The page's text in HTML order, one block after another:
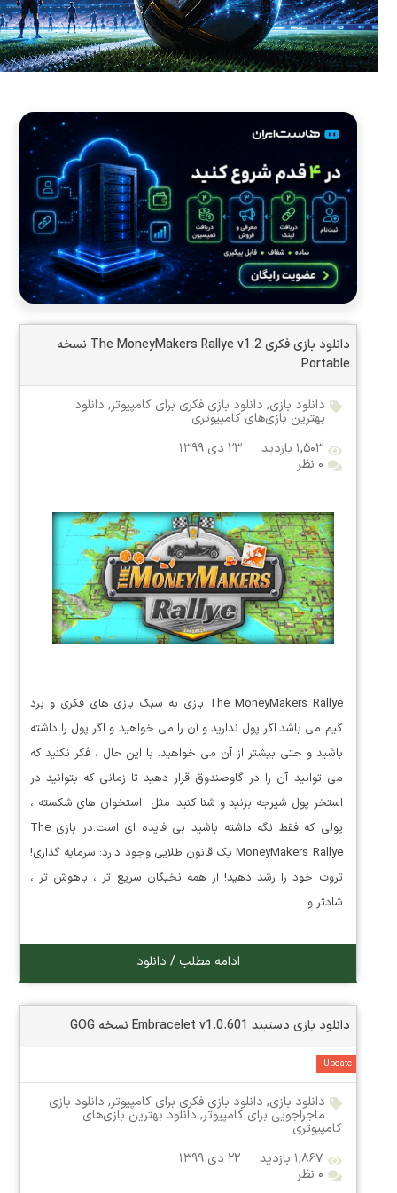
دانلود بازی فکری The MoneyMakers Rallye v1.2 نسخه
Portable
دانلود بازی, دانلود بازی فکری برای کامپیوتر, دانلود
بهترین بازی‌های کامپیوتری
۱,۵۰۳ بازدید
۲۳ دی ۱۳۹۹
۰ نظر
The MoneyMakers Rallye بازی به سبک بازی های فکری و برد
گیم می باشد.اگر پول ندارید و آن را می خواهید و اگر پول را داشته
باشید و حتی بیشتر از آن می خواهید. با این حال ، فکر نکنید که
می توانید آن را در گاوصندوق قرار دهید تا زمانی که بتوانید در
استخر پول شیرجه بزنید و شنا کنید. مثل استخوان های شکسته ،
پولی که فقط نگه داشته باشید بی فایده ای است.در بازی The
MoneyMakers Rallye یک قانون طلایی وجود دارد: سرمایه گذاری!
ثروت خود را رشد دهید! از همه نخبگان سریع تر ، باهوش تر ،
شادتر و…
ادامه مطلب / دانلود
دانلود بازی دستبند Embracelet v1.0.601 نسخه GOG
Update
دانلود بازی, دانلود بازی فکری برای کامپیوتر, دانلود بازی
ماجراجویی برای کامپیوتر, دانلود بهترین بازی‌های
کامپیوتری
۱,۸۶۷ بازدید
۲۲ دی ۱۳۹۹
۰ نظر